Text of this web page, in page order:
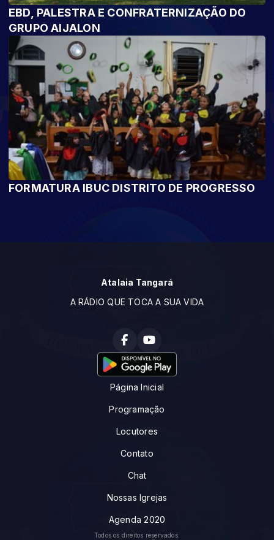
EBD, PALESTRA E CONFRATERNIZAÇÃO DO
GRUPO AIJALON
FORMATURA IBUC DISTRITO DE PROGRESSO
Atalaia Tangará
A RÁDIO QUE TOCA A SUA VIDA
Página Inicial
Programação
Locutores
Contato
Chat
Nossas Igrejas
Agenda 2020
Todos os direitos reservados.